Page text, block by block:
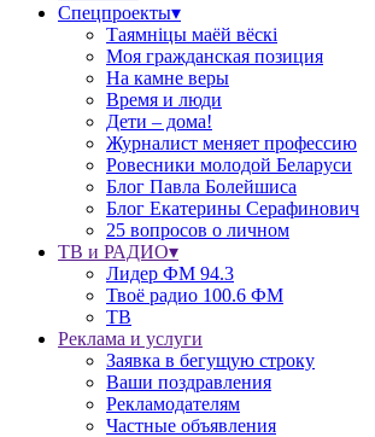
Спецпроекты▾
Таямніцы маёй вёскі
Моя гражданская позиция
На камне веры
Время и люди
Дети – дома!
Журналист меняет профессию
Ровесники молодой Беларуси
Блог Павла Болейшиса
Блог Екатерины Серафинович
25 вопросов о личном
ТВ и РАДИО▾
Лидер ФМ 94.3
Твоё радио 100.6 ФМ
ТВ
Реклама и услуги
Заявка в бегущую строку
Ваши поздравления
Рекламодателям
Частные объявления